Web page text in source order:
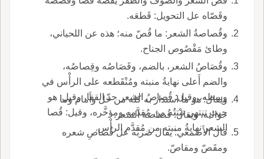
وقَصّاه عل التحويل: قَطعَه.
وقُصاصةُ الشعر: ما قُصّ منه؛ هذه عن اللحياني،
وطائ مَقْصُوص الجناح.
وقُصَاصُ الشعر، بالضم، وقَصَاصُه وقِصاصُه،
والضم أَعلى نهايةُ منبته ومُنْقَطعه على الرأْس في
وسطه، وقيل: قُصاصُ الشعر حدّ القفا، وقيل: هو
حيث تنتهي نبْتتُه من مُقدَّمه ومؤخَّره، وقيل: قُصا
الشعر نهايةُ منبته من مُقدَّم الرأْس.
ويقال: هو ما استدار به كله من خل وأَمام وما
حواليه، ويقال: قُصاصَة الشعر.
قال الأَصمعي: يقال ضربَه عل قُصاصِ شعره
ومقَصّ ومقاصّ.